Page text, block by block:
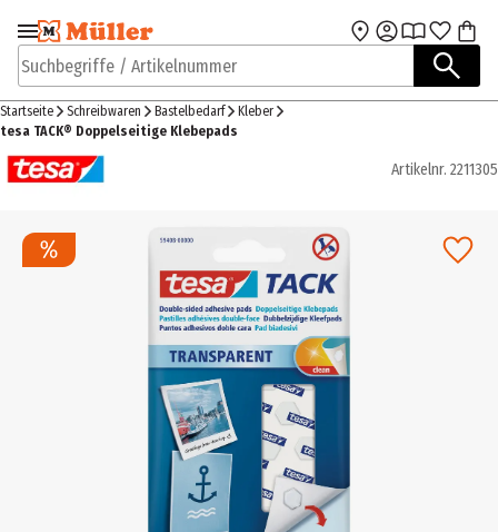
Zur Navigation
springen
Zum Hauptinhalt
Suchbegriffe / Artikelnummer
Startseite Schreibwaren Bastelbedarf
Kleber
tesa TACK® Doppelseitige Klebepads
Artikelnr. 2211305